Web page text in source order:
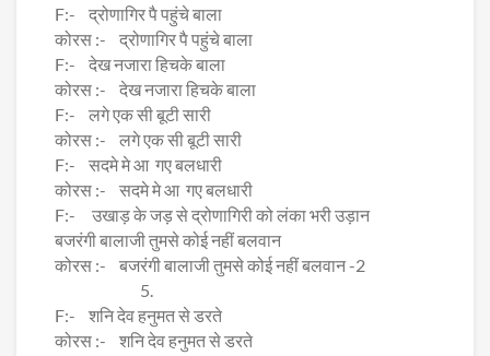
F:- द्रोणागिर पै पहुंचे बाला
कोरस :- द्रोणागिर पै पहुंचे बाला
F:- देख नजारा हिचके बाला
कोरस :- देख नजारा हिचके बाला
F:- लगे एक सी बूटी सारी
कोरस :- लगे एक सी बूटी सारी
F:- सदमे मे आ गए बलधारी
कोरस :- सदमे मे आ गए बलधारी
F:- उखाड़ के जड़ से द्रोणागिरी को लंका भरी उड़ान
बजरंगी बालाजी तुमसे कोई नहीं बलवान
कोरस :- बजरंगी बालाजी तुमसे कोई नहीं बलवान -2
5.
F:- शनि देव हनुमत से डरते
कोरस :- शनि देव हनुमत से डरते